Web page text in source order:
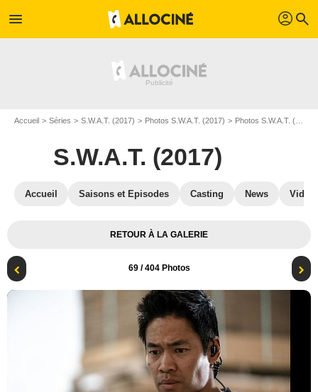
menu profil search
Accueil Séries S.W.A.T. (2017) Photos S.W.A.T. (2017) Photos S.W.A.T. (2017) S05
S.W.A.T. (2017)
Accueil Saisons et Episodes Casting News
RETOUR À LA GALERIE
69/ 404 Photos